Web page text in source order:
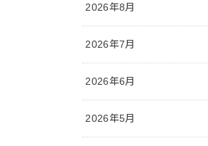
2026年8月
2026年7月
2026年6月
2026年5月